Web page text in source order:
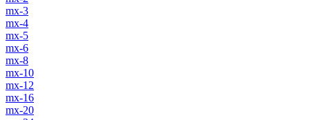
mx-3
mx-4
mx-5
mx-6
mx-8
mx-10
mx-12
mx-16
mx-20